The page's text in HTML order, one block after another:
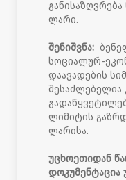
ლარი.
შენიშვნა:
სოციალურ-
დაავადების
შესაძლებელია
ლიმიტის
ლარისა.
უცხოეთიდან
დოკუმენტაცია